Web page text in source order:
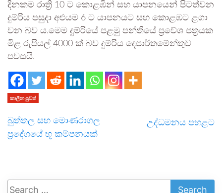
දිනකම රාත්‍රි 10 ට කොළඹින් සහ යාපනයෙන් පිටත්වන
දුම්රිය පසුදා අළුයම 6 ට යාපනයට සහ කොළඹට ළගා
වන බව ය.මෙම දුම්රියේ පළමු පන්තියේ ප්‍රවේශ පත්‍රයක
මිළ රුපියල් 4000 ක් බව දුම්රිය දෙපාර්තමේන්තුව
පවසයි.
කාලීන පුවත්
බුත්තල සහ මොණරාගල
ප්‍රදේශයේ භූ කම්පනයක්
උද්ධමනය පහළට